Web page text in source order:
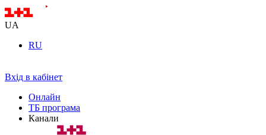
UA
RU
Вхід в кабінет
Онлайн
ТБ програма
Канали